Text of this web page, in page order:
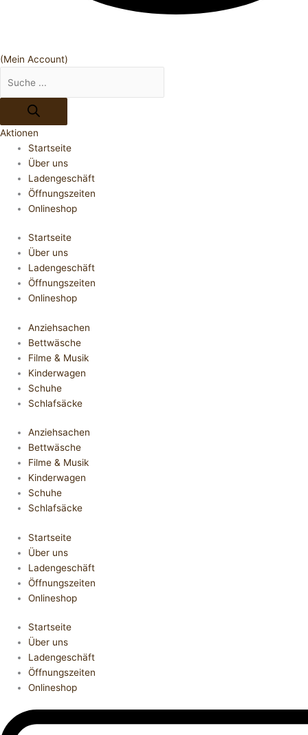
(Mein Account)
Aktionen
Startseite
Über uns
Ladengeschäft
Öffnungszeiten
Onlineshop
Startseite
Über uns
Ladengeschäft
Öffnungszeiten
Onlineshop
Anziehsachen
Bettwäsche
Filme & Musik
Kinderwagen
Schuhe
Schlafsäcke
Anziehsachen
Bettwäsche
Filme & Musik
Kinderwagen
Schuhe
Schlafsäcke
Startseite
Über uns
Ladengeschäft
Öffnungszeiten
Onlineshop
Startseite
Über uns
Ladengeschäft
Öffnungszeiten
Onlineshop